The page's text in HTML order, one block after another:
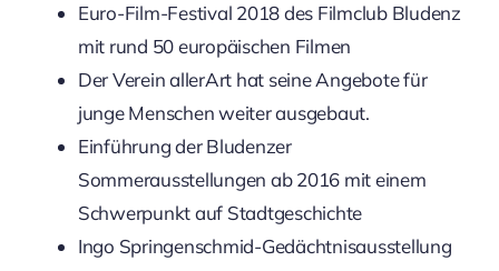
Euro-Film-Festival 2018 des Filmclub Bludenz
mit rund 50 europäischen Filmen
Der Verein allerArt hat seine Angebote für
junge Menschen weiter ausgebaut.
Einführung der Bludenzer
Sommerausstellungen ab 2016 mit einem
Schwerpunkt auf Stadtgeschichte
Ingo Springenschmid-Gedächtnisausstellung